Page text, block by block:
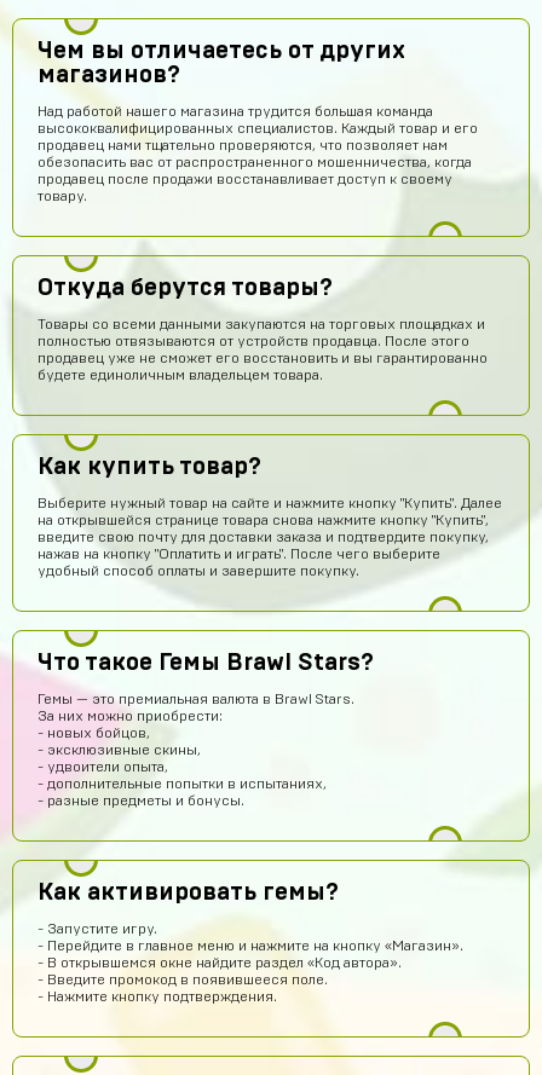
Чем вы отличаетесь от других
магазинов?
Над работой нашего магазина трудится большая команда
высококвалифицированных специалистов. Каждый товар и его
продавец нами тщательно проверяются, что позволяет нам
обезопасить вас от распространенного мошенничества, когда
продавец после продажи восстанавливает доступ к своему
товару.
Откуда берутся товары?
Товары со всеми данными закупаются на торговых площадках и
полностью отвязываются от устройств продавца. После этого
продавец уже не сможет его восстановить и вы гарантированно
будете единоличным владельцем товара.
Как купить товар?
Выберите нужный товар на сайте и нажмите кнопку "Купить". Далее
на открывшейся странице товара снова нажмите кнопку "Купить",
введите свою почту для доставки заказа и подтвердите покупку,
нажав на кнопку "Оплатить и играть". После чего выберите
удобный способ оплаты и завершите покупку.
Что такое Гемы Brawl Stars?
Гемы — это премиальная валюта в Brawl Stars.
За них можно приобрести:
- новых бойцов,
- эксклюзивные скины,
- удвоители опыта,
- дополнительные попытки в испытаниях,
- разные предметы и бонусы.
Как активировать гемы?
- Запустите игру.
- Перейдите в главное меню и нажмите на кнопку «Магазин».
- В открывшемся окне найдите раздел «Код автора».
- Введите промокод в появившееся поле.
- Нажмите кнопку подтверждения.
Тимофей Колесников
топ
chromov78
привет
one love 13 часов назад
сайт годный
Эльжан Якутов
Помогите пожалуйста, как войти в аккаунт????